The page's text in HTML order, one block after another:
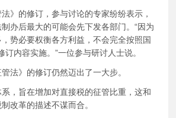
》的修订，参与讨论的专家纷纷表示，
办后最大的可能会先下发各部门。“因为
势必要权衡各方利益，不会完全按照国
订内容实施。”一位参与研讨人士说。
法》的修订仍然迈出了一大步。
，旨在增加对直接税的征管比重，这和
改革的描述不谋而合。